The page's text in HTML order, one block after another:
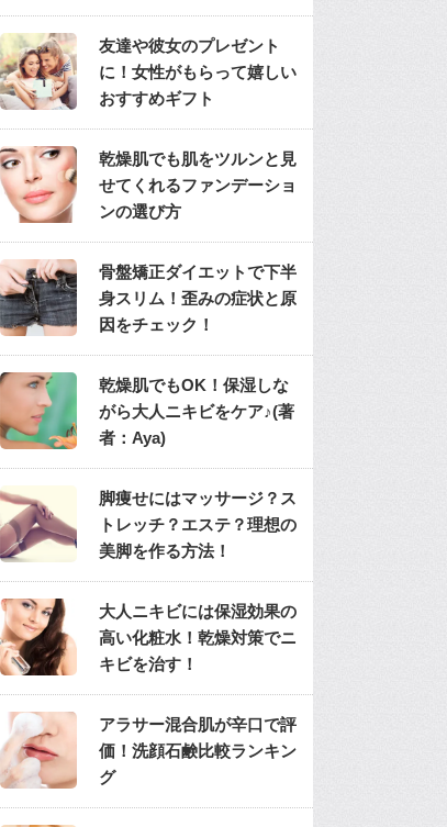
ドファンデ
友達や彼女のプレゼント
に！女性がもらって嬉しい
おすすめギフト
乾燥肌でも肌をツルンと見
せてくれるファンデーショ
ンの選び方
骨盤矯正ダイエットで下半
身スリム！歪みの症状と原
因をチェック！
乾燥肌でもOK！保湿しな
がら大人ニキビをケア♪(著
者：Aya)
脚痩せにはマッサージ？ス
トレッチ？エステ？理想の
美脚を作る方法！
大人ニキビには保湿効果の
高い化粧水！乾燥対策でニ
キビを治す！
アラサー混合肌が辛口で評
価！洗顔石鹸比較ランキン
グ